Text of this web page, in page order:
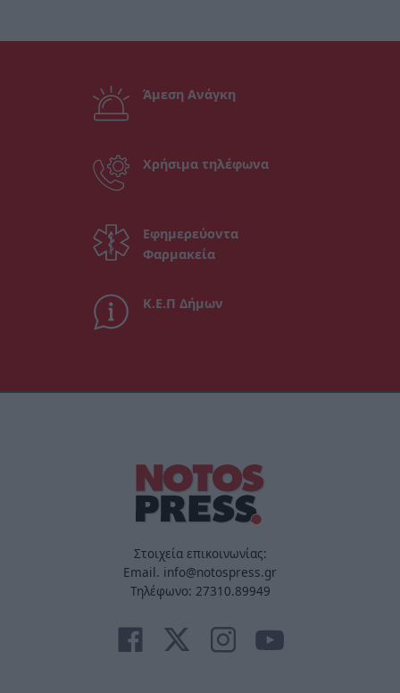
Άμεση Ανάγκη
Χρήσιμα τηλέφωνα
Εφημερεύοντα
Φαρμακεία
Κ.Ε.Π Δήμων
Στοιχεία επικοινωνίας:
Email. info@notospress.gr
Τηλέφωνο: 27310.89949